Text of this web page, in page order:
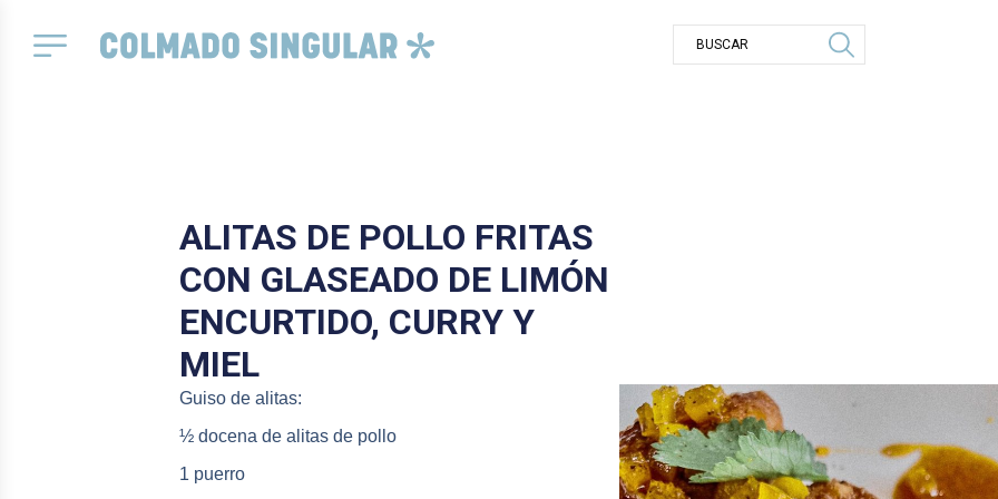
ALITAS DE POLLO FRITAS
CON GLASEADO DE LIMÓN
ENCURTIDO, CURRY Y
MIEL
Guiso de alitas:
½ docena de alitas de pollo
1 puerro